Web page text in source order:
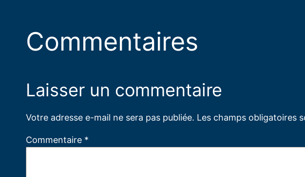
Commentaires
Laisser un commentaire
Votre adresse e-mail ne sera pas publiée. Les champs obligatoires
Commentaire *